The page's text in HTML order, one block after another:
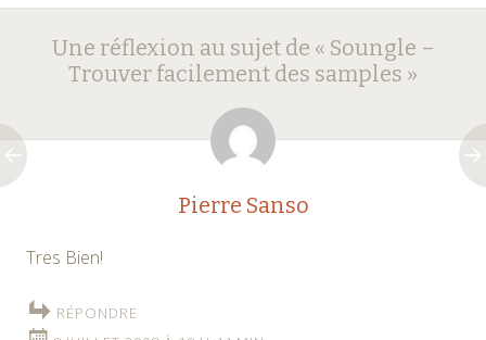
Navigation
des
articles
Une réflexion au sujet de « Soungle –
Trouver facilement des samples »
Pierre Sanso
Tres Bien!
RÉPONDRE